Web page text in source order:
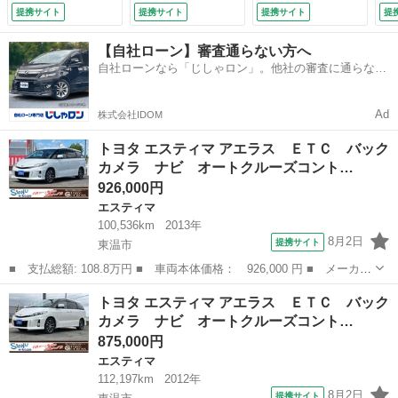
オートライト ＨＩ
Ｄ スマートキー
電動格納ミラー 後
席モニター ３列シ
ート オットマン
ＣＶＴ （車検整備
付）
提携サイト
オートライト ＨＩ
Ｄ スマートキー
電動格納ミラー 後
席モニター オット
マン ＣＶＴ アル
止システム （車検
提携サイト
ＨＩＤ スマートキ
ー 電動格納ミラ
ー ３列シート Ｃ
ＶＴ アルミホイー
ル ミュージックプ
提携サイト
席
ー
ル
ー
提
【自社ローン】審査通らない方へ
自社ローンなら「じしゃロン」。他社の審査に通らなか
株式会社IDOM Ad
トヨタ エスティマ アエラス ＥＴＣ バック
カメラ ナビ オートクルーズコント…
926,000円
エスティマ
100,536km
2013年
東温市
提携サイト 8月2日
■ 支払総額: 108.8万円 ■ 車両本体価格： 926,000 円 ■ メーカー
名： トヨタ ■ 車種名： エスティマ ■ グレード名： アエラ
ス ＥＴＣ バックカメラ ナビ オートクルーズコントロール 両
側電動スライ...
愛媛 東温市 エスティマ
トヨタ エスティマ アエラス ＥＴＣ バック
カメラ ナビ オートクルーズコント…
875,000円
エスティマ
112,197km
2012年
提携サイト 8月2日